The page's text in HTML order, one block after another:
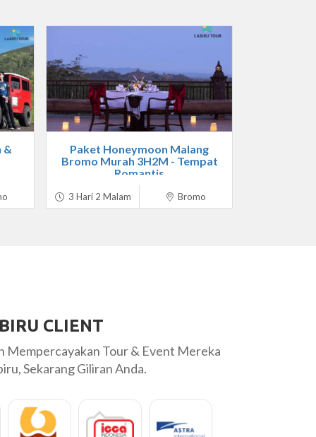
&
Paket Honeymoon Malang
Bromo Murah 3H2M - Tempat
Romantis
3 Hari 2 Malam Bromo
Yg kurang cuma waktu untuk bermain
CLIENT
Mempercayakan Tour & Event Mereka
Sekarang Giliran Anda.